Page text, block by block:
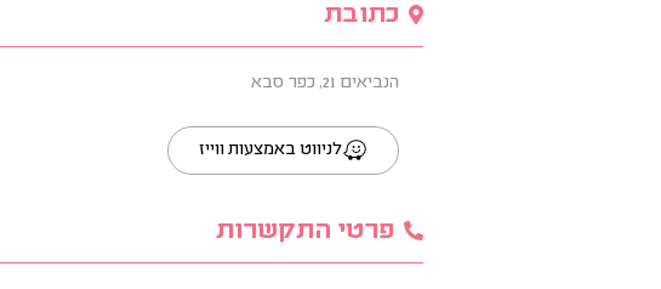
כתובת
הנביאים 21, כפר סבא
לניווט באמצעות ווייז
פרטי התקשרות